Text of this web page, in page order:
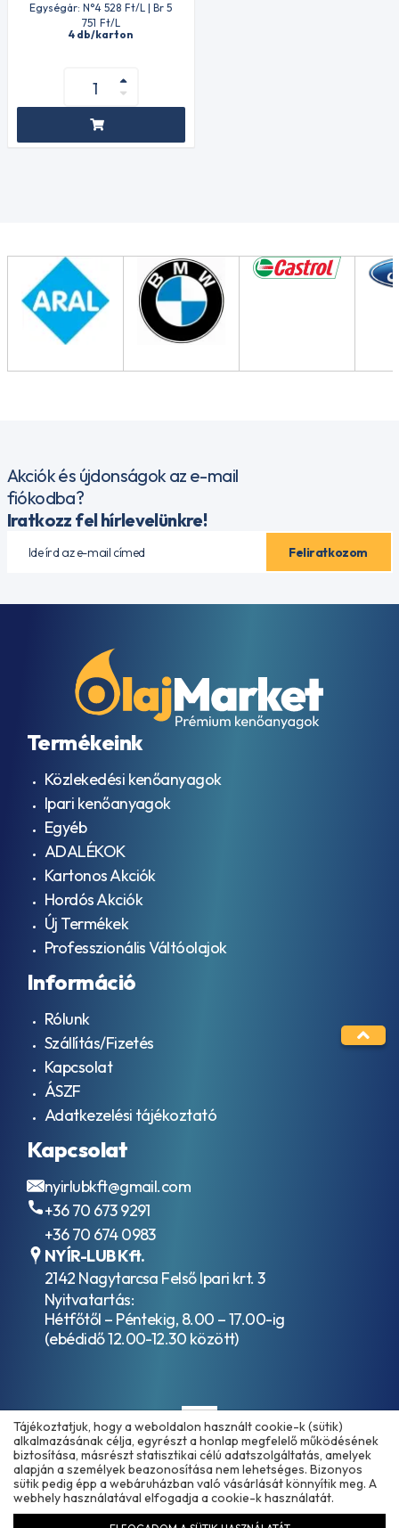
Egységár: N°4 528 Ft/L | Br 5
751 Ft/L
4 db/karton
Akciók és újdonságok az e-mail
fiókodba?
Iratkozz fel hírlevelünkre!
Termékeink
Közlekedési kenőanyagok
Ipari kenőanyagok
Egyéb
ADALÉKOK
Kartonos Akciók
Hordós Akciók
Új Termékek
Professzionális Váltóolajok
Információ
Rólunk
Szállítás/Fizetés
Kapcsolat
ÁSZF
Adatkezelési tájékoztató
Kapcsolat
nyirlubkft@gmail.com
+36 70 673 9291
+36 70 674 0983
NYÍR-LUB Kft.
2142 Nagytarcsa Felső Ipari krt. 3
Nyitvatartás:
Hétfőtől – Péntekig, 8.00 – 17.00-ig
(ebédidő 12.00-12.30 között)
Copyright © 2025 - 2026 www.olajmarket.hu
Tájékoztatjuk, hogy a weboldalon használt cookie-k (sütik)
alkalmazásának célja, egyrészt a honlap megfelelő működésének
biztosítása, másrészt statisztikai célú adatszolgáltatás, amelyek
alapján a személyek beazonosítása nem lehetséges. Bizonyos
sütik pedig épp a webáruházban való vásárlását könnyítik meg. A
webhely használatával elfogadja a cookie-k használatát.